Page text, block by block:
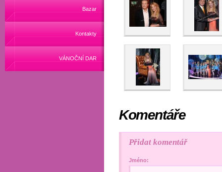
Bazar
Kontakty
VÁNOČNÍ DAR
Komentáře
Přidat komentář
Jméno: